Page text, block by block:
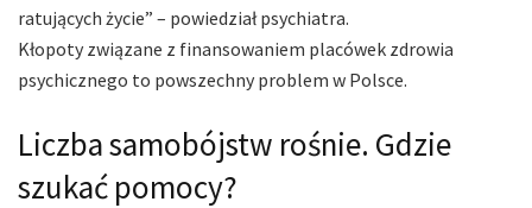
ratujących życie” – powiedział psychiatra.
Kłopoty związane z finansowaniem placówek zdrowia
psychicznego to powszechny problem w Polsce.
Liczba samobójstw rośnie. Gdzie
szukać pomocy?